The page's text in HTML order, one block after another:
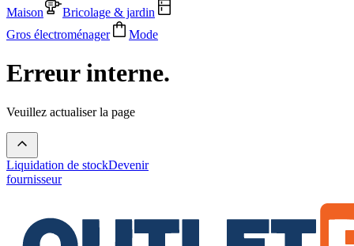
Maison
Bricolage & jardin
Gros électroménager
Mode
Erreur interne.
Veuillez actualiser la page
Liquidation de stockDevenir
fournisseur